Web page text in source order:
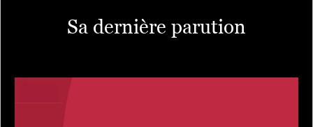
Sa dernière parution